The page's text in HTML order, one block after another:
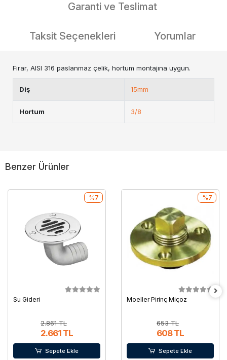
Garanti ve Teslimat
Taksit Seçenekleri Yorumlar
Firar, AISI 316 paslanmaz çelik, hortum montajına uygun.
Diş 15mm
Hortum 3/8
Benzer Ürünler
Su Gideri
2.861 TL
2.661 TL
%7
Sepete Ekle
Moeller Pirinç Miçoz
653 TL
608 TL
%7
Sepete Ekle